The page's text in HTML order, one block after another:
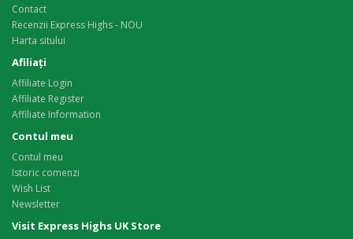
Contact
Recenzii Express Highs - NOU
Harta sitului
Afiliaţi
Affiliate Login
Affiliate Register
Affiliate Information
Contul meu
Contul meu
Istoric comenzi
Wish List
Newsletter
Visit Express Highs UK Store